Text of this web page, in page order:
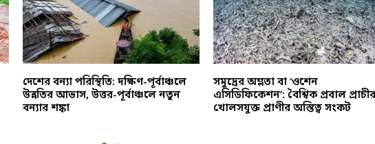
দেশের বন্যা পরিস্থিতি: দক্ষিণ-পূর্বাঞ্চলে
উন্নতির আভাস, উত্তর-পূর্বাঞ্চলে নতুন
বন্যার শঙ্কা
সমুদ্রের অম্লতা বা ‘ওশেন
এসিডিফিকেশন’: বৈশ্বিক প্রবাল
খোলসযুক্ত প্রাণীর অস্তিত্ব সংকট